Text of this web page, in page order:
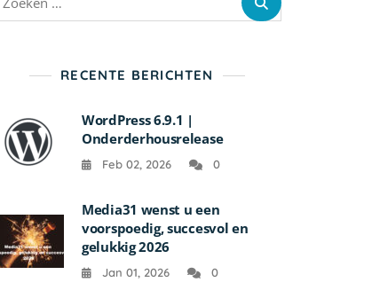
RECENTE BERICHTEN
WordPress 6.9.1 |
Onderderhousrelease
Feb 02, 2026 0
Media31 wenst u een
voorspoedig, succesvol en
gelukkig 2026
Jan 01, 2026 0